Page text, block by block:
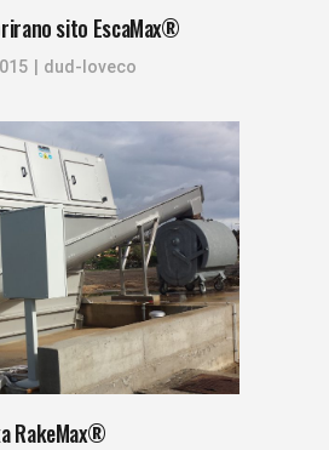
sito EscaMax®
dud-loveco
RakeMax®